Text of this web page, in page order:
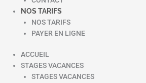
NOS TARIFS
NOS TARIFS
PAYER EN LIGNE
ACCUEIL
STAGES VACANCES
STAGES VACANCES